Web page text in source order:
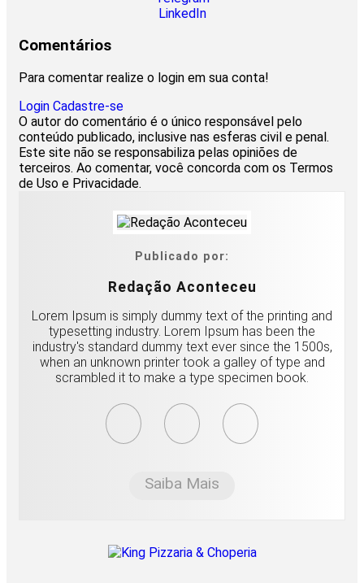
LinkedIn
Comentários
Para comentar realize o login em sua conta!
Login Cadastre-se
O autor do comentário é o único responsável pelo
conteúdo publicado, inclusive nas esferas civil e penal.
Este site não se responsabiliza pelas opiniões de
terceiros. Ao comentar, você concorda com os Termos
de Uso e Privacidade.
Publicado por:
Redação Aconteceu
Lorem Ipsum is simply dummy text of the printing and
typesetting industry. Lorem Ipsum has been the
industry's standard dummy text ever since the 1500s,
when an unknown printer took a galley of type and
scrambled it to make a type specimen book.
Saiba Mais